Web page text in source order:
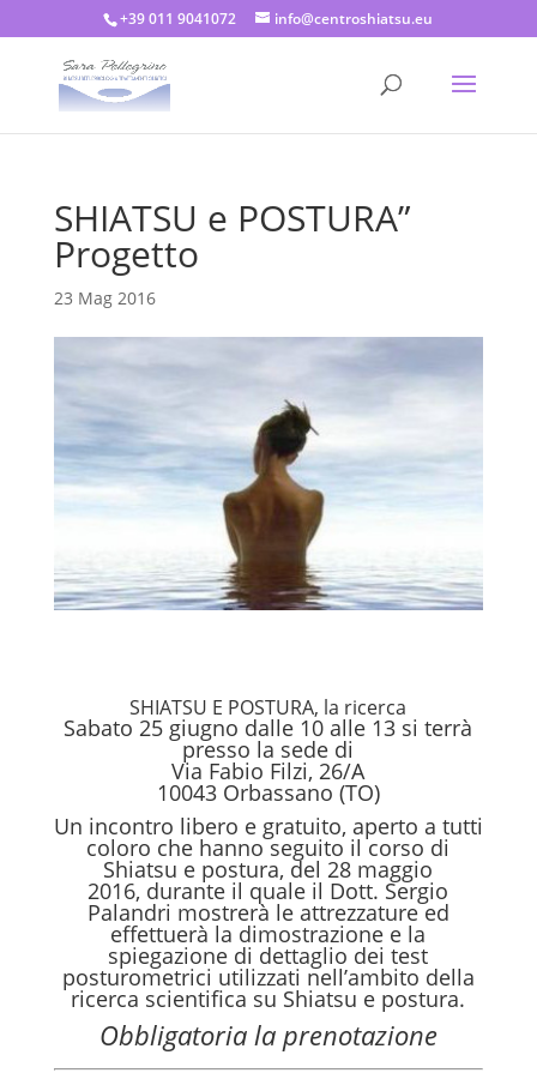
+39 011 9041072 info@centroshiatsu.eu
SHIATSU e POSTURA”
Progetto
23 Mag 2016
SHIATSU E POSTURA, la ricerca
Sabato 25 giugno dalle 10 alle 13 si terrà
presso la sede di
Via Fabio Filzi, 26/A
10043 Orbassano (TO)
Un incontro libero e gratuito, aperto a tutti
coloro che hanno seguito il corso di
Shiatsu e postura, del 28 maggio
2016, durante il quale il Dott. Sergio
Palandri mostrerà le attrezzature ed
effettuerà la dimostrazione e la
spiegazione di dettaglio dei test
posturometrici utilizzati nell’ambito della
ricerca scientifica su Shiatsu e postura.
Obbligatoria la prenotazione